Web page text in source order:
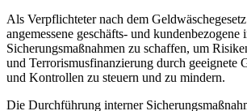
Als Verpflichteter nach dem
angemessene geschäfts- und kundenbezogene
Sicherungsmaßnahmen zu schaffen, um
und Terrorismusfinanzierung durch geeignete
und Kontrollen zu steuern und zu mindern.
Die Durchführung interner